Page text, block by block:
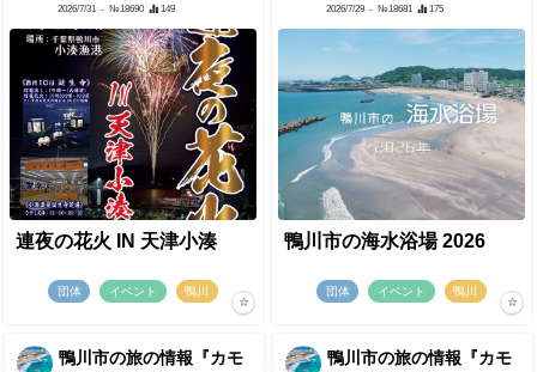
2026/7/31 - №18690 149
連夜の花火 IN 天津小湊
団体 イベント 鴨川
2026/7/29 - №18681 175
鴨川市の海水浴場 2026
団体 イベント 鴨川
鴨川市の旅の情報『カモ
鴨川市の旅の情報『カモ